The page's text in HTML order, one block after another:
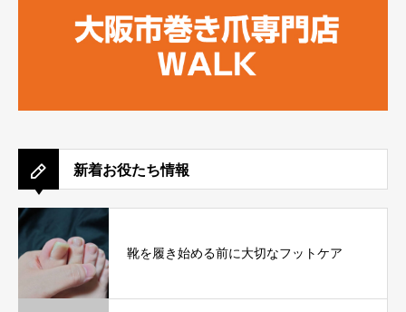
新着お役たち情報
靴を履き始める前に大切なフットケア